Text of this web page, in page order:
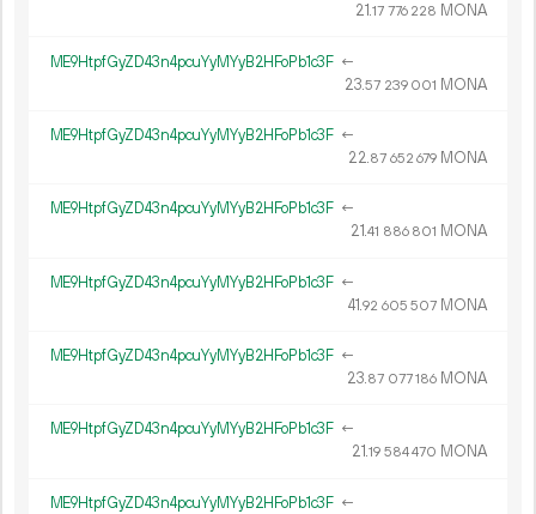
21.17 776 228 MONA
ME9HtpfGyZD43n4pcuYyMYyB2HFoPb1c3F ←
23.57 239 001 MONA
ME9HtpfGyZD43n4pcuYyMYyB2HFoPb1c3F ←
22.87 652 679 MONA
ME9HtpfGyZD43n4pcuYyMYyB2HFoPb1c3F ←
21.41 886 801 MONA
ME9HtpfGyZD43n4pcuYyMYyB2HFoPb1c3F ←
41.92 605 507 MONA
ME9HtpfGyZD43n4pcuYyMYyB2HFoPb1c3F ←
23.87 077186 MONA
ME9HtpfGyZD43n4pcuYyMYyB2HFoPb1c3F ←
21.19 584470 MONA
ME9HtpfGyZD43n4pcuYyMYyB2HFoPb1c3F ←